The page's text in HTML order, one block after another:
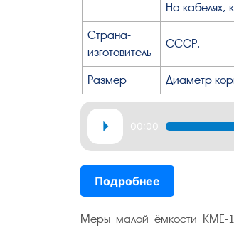
На кабелях,
Страна-
изготовитель
СССР.
Размер Диаметр
Аудиоплеер
00:00
Подробнее
Меры малой ёмкости КМЕ-